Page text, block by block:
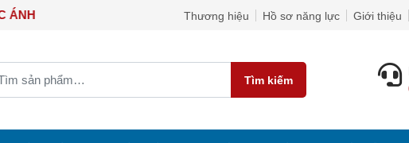
ÁNH Thương hiệu Hồ sơ năng lực Giới thiệu
Tìm kiếm